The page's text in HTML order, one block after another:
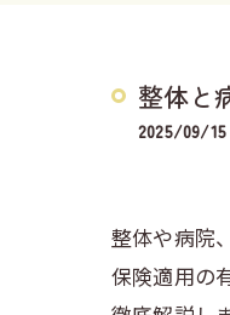
整体と
2025/09/15
整体や病院
保険適用の